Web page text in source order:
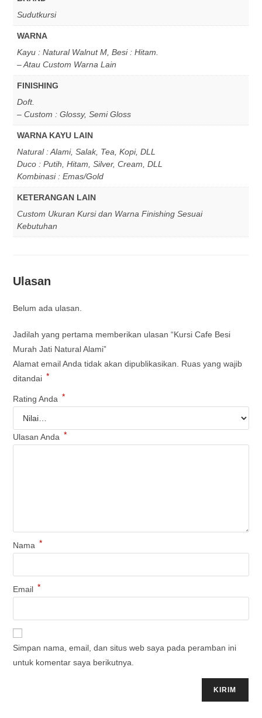
Sudutkursi
WARNA
Kayu : Natural Walnut M, Besi : Hitam.
– Atau Custom Warna Lain
FINISHING
Doft.
– Custom : Glossy, Semi Gloss
WARNA KAYU LAIN
Natural : Alami, Salak, Tea, Kopi, DLL
Duco : Putih, Hitam, Silver, Cream, DLL
Kombinasi : Emas/Gold
KETERANGAN LAIN
Custom Ukuran Kursi dan Warna Finishing Sesuai
Kebutuhan
Ulasan
Belum ada ulasan.
Jadilah yang pertama memberikan ulasan “Kursi Cafe Besi
Murah Jati Natural Alami”
Alamat email Anda tidak akan dipublikasikan.
Ruas yang wajib
ditandai *
Rating Anda *
Ulasan Anda *
Nama *
Email *
Simpan nama, email, dan situs web saya pada peramban ini
untuk komentar saya berikutnya.